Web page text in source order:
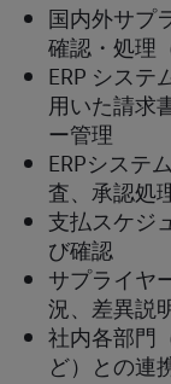
国内外サプ
確認・処理
ERP システ
用いた請求
ー管理
ERPシステ
査、承認処
支払スケジ
び確認
サプライヤ
況、差異説
社内各部門
ど）との連